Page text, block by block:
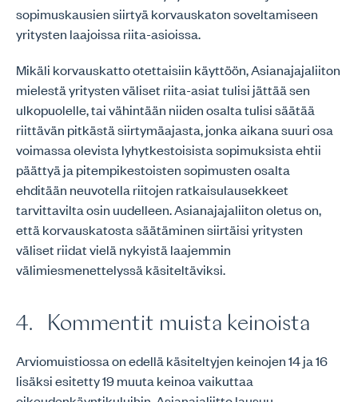
sopimuskausien siirtyä korvauskaton soveltamiseen
yritysten laajoissa riita-asioissa.
Mikäli korvauskatto otettaisiin käyttöön, Asianajajaliiton
mielestä yritysten väliset riita-asiat tulisi jättää sen
ulkopuolelle, tai vähintään niiden osalta tulisi säätää
riittävän pitkästä siirtymäajasta, jonka aikana suuri osa
voimassa olevista lyhytkestoisista sopimuksista ehtii
päättyä ja pitempikestoisten sopimusten osalta
ehditään neuvotella riitojen ratkaisulausekkeet
tarvittavilta osin uudelleen. Asianajajaliiton oletus on,
että korvauskatosta säätäminen siirtäisi yritysten
väliset riidat vielä nykyistä laajemmin
välimiesmenettelyssä käsiteltäviksi.
4. Kommentit muista keinoista
Arviomuistiossa on edellä käsiteltyjen keinojen 14 ja 16
lisäksi esitetty 19 muuta keinoa vaikuttaa